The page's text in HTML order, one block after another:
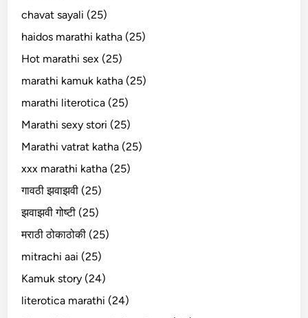
chavat sayali (25)
haidos marathi katha (25)
Hot marathi sex (25)
marathi kamuk katha (25)
marathi literotica (25)
Marathi sexy stori (25)
Marathi vatrat katha (25)
xxx marathi katha (25)
गावठी झवाझवी (25)
झवाझवी गोष्टी (25)
मराठी ठोकाठोकी (25)
mitrachi aai (25)
Kamuk story (24)
literotica marathi (24)